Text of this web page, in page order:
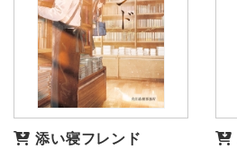
添い寝フレンド